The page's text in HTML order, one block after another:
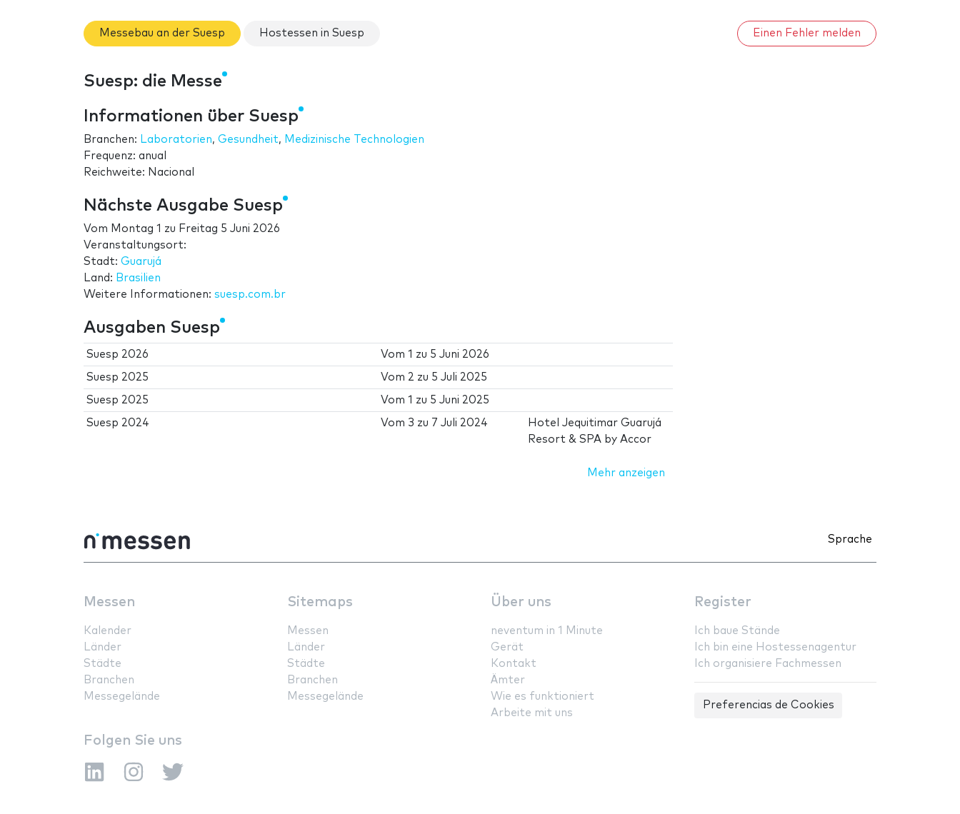
Messebau an der Suesp Hostessen in Suesp Einen Fehler melden
Suesp: die Messe
Informationen über Suesp
Branchen: Laboratorien, Gesundheit, Medizinische Technologien
Frequenz: anual
Reichweite: Nacional
Nächste Ausgabe Suesp
Vom Montag 1 zu Freitag 5 Juni 2026
Veranstaltungsort:
Stadt: Guarujá
Land: Brasilien
Weitere Informationen: suesp.com.br
Ausgaben Suesp
Suesp 2026 Vom1 zu 5 Juni 2026
Suesp 2025 Vom 2 zu 5 Juli 2025
Suesp 2025 Vom1 zu 5 Juni 2025
Suesp 2024 Vom 3 zu 7 Juli 2024
Hotel Jequitimar Guarujá
Resort & SPA by Accor
Mehr anzeigen
Sprache
Messen
Kalender
Länder
Städte
Branchen
Messegelände
Sitemaps
Messen
Länder
Städte
Branchen
Messegelände
Über uns
neventum in 1 Minute
Gerät
Kontakt
Ämter
Wie es funktioniert
Arbeite mit uns
Register
Ich baue Stände
Ich bin eine Hostessenagentur
Ich organisiere Fachmessen
Preferencias de Cookies
Folgen Sie uns